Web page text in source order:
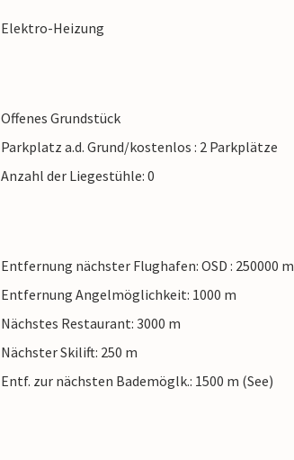
Elektro-Heizung
Offenes Grundstück
Parkplatz a.d. Grund/kostenlos : 2 Parkplätze
Anzahl der Liegestühle: 0
Entfernung nächster Flughafen: OSD : 250000 m
Entfernung Angelmöglichkeit: 1000 m
Nächstes Restaurant: 3000 m
Nächster Skilift: 250 m
Entf. zur nächsten Bademöglk.: 1500 m (See)